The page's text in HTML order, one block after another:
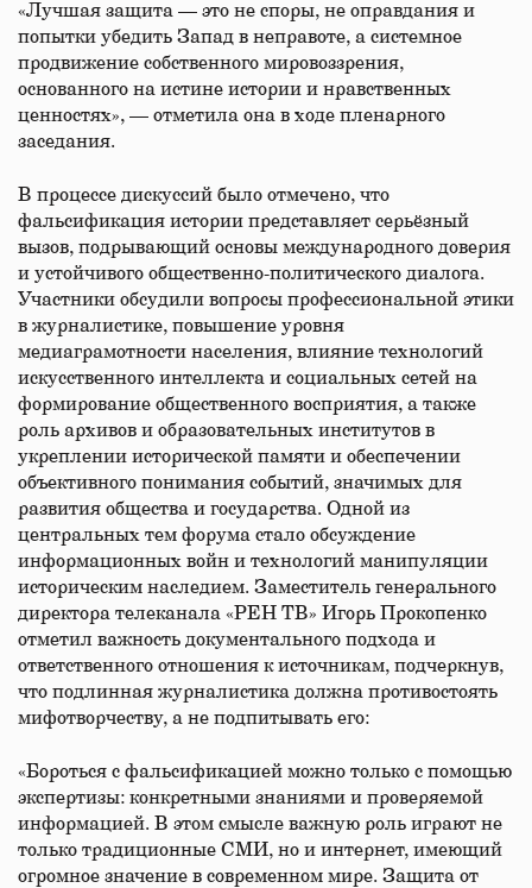
«Лучшая защита — это не споры, не оправдания и
попытки убедить Запад в неправоте, а системное
продвижение собственного мировоззрения,
основанного на истине истории и нравственных
ценностях», — отметила она в ходе пленарного
заседания.
В процессе дискуссий было отмечено, что
фальсификация истории представляет серьёзный
вызов, подрывающий основы международного доверия
и устойчивого общественно-политического диалога.
Участники обсудили вопросы профессиональной этики
в журналистике, повышение уровня
медиаграмотности населения, влияние технологий
искусственного интеллекта и социальных сетей на
формирование общественного восприятия, а также
роль архивов и образовательных институтов в
укреплении исторической памяти и обеспечении
объективного понимания событий, значимых для
развития общества и государства. Одной из
центральных тем форума стало обсуждение
информационных войн и технологий манипуляции
историческим наследием. Заместитель генерального
директора телеканала «РЕН ТВ» Игорь Прокопенко
отметил важность документального подхода и
ответственного отношения к источникам, подчеркнув,
что подлинная журналистика должна противостоять
мифотворчеству, а не подпитывать его:
«Бороться с фальсификацией можно только с помощью
экспертизы: конкретными знаниями и проверяемой
информацией. В этом смысле важную роль играют не
только традиционные СМИ, но и интернет, имеющий
огромное значение в современном мире. Защита от